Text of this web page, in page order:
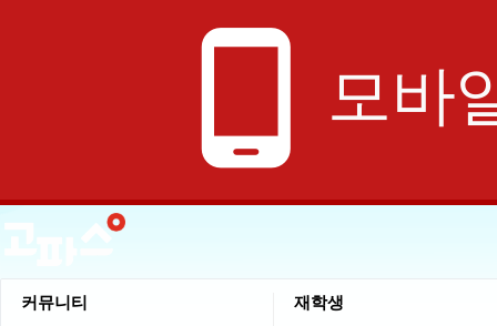
phone_android 모바
커뮤니티 재학생